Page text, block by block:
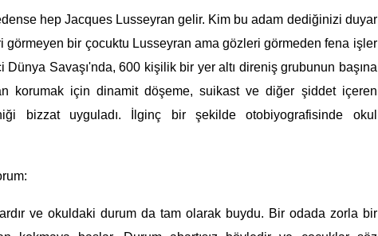
hep Jacques Lusseyran gelir. Kim bu adam dediğinizi duyar
görmeyen bir çocuktu Lusseyran ama gözleri görmeden fena işler
Dünya Savaşı'nda, 600 kişilik bir yer altı direniş grubunun başına
korumak için dinamit döşeme, suikast ve diğer şiddet içeren
bizzat uyguladı. İlginç bir şekilde otobiyografisinde okul
ve okuldaki durum da tam olarak buydu. Bir odada zorla bir